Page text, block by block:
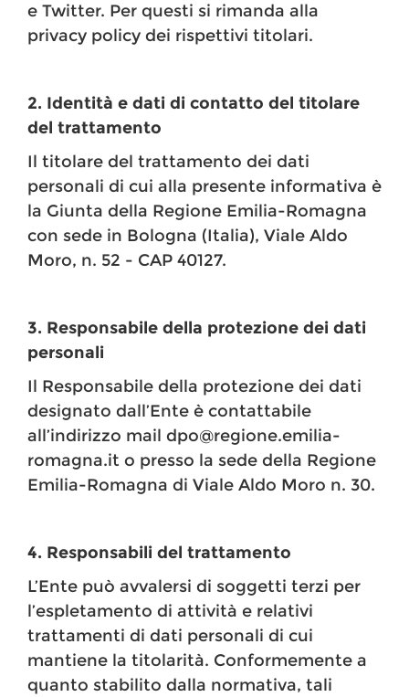
e Twitter. Per questi si rimanda alla
privacy policy dei rispettivi titolari.
2. Identità e dati di contatto del titolare
del trattamento
Il titolare del trattamento dei dati
personali di cui alla presente informativa è
la Giunta della Regione Emilia-Romagna
con sede in Bologna (Italia), Viale Aldo
Moro, n. 52 - CAP 40127.
3. Responsabile della protezione dei dati
personali
Il Responsabile della protezione dei dati
designato dall’Ente è contattabile
all’indirizzo mail dpo@regione.emilia-
romagna.it o presso la sede della Regione
Emilia-Romagna di Viale Aldo Moro n. 30.
4. Responsabili del trattamento
L’Ente può avvalersi di soggetti terzi per
l’espletamento di attività e relativi
trattamenti di dati personali di cui
mantiene la titolarità. Conformemente a
quanto stabilito dalla normativa, tali